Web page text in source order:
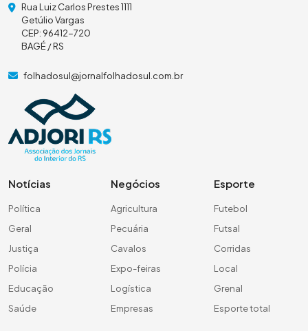
Rua Luiz Carlos Prestes 1111
Getúlio Vargas
CEP: 96412-720
BAGÉ / RS
folhadosul@jornalfolhadosul.com.br
Notícias
Política
Geral
Justiça
Polícia
Educação
Saúde
Negócios
Agricultura
Pecuária
Cavalos
Expo-feiras
Logística
Empresas
Esporte
Futebol
Futsal
Corridas
Local
Grenal
Esporte total